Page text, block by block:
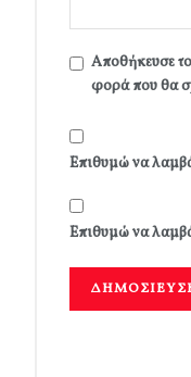
Αποθήκευσε
φορά που θα
Επιθυμώ να
Επιθυμώ να